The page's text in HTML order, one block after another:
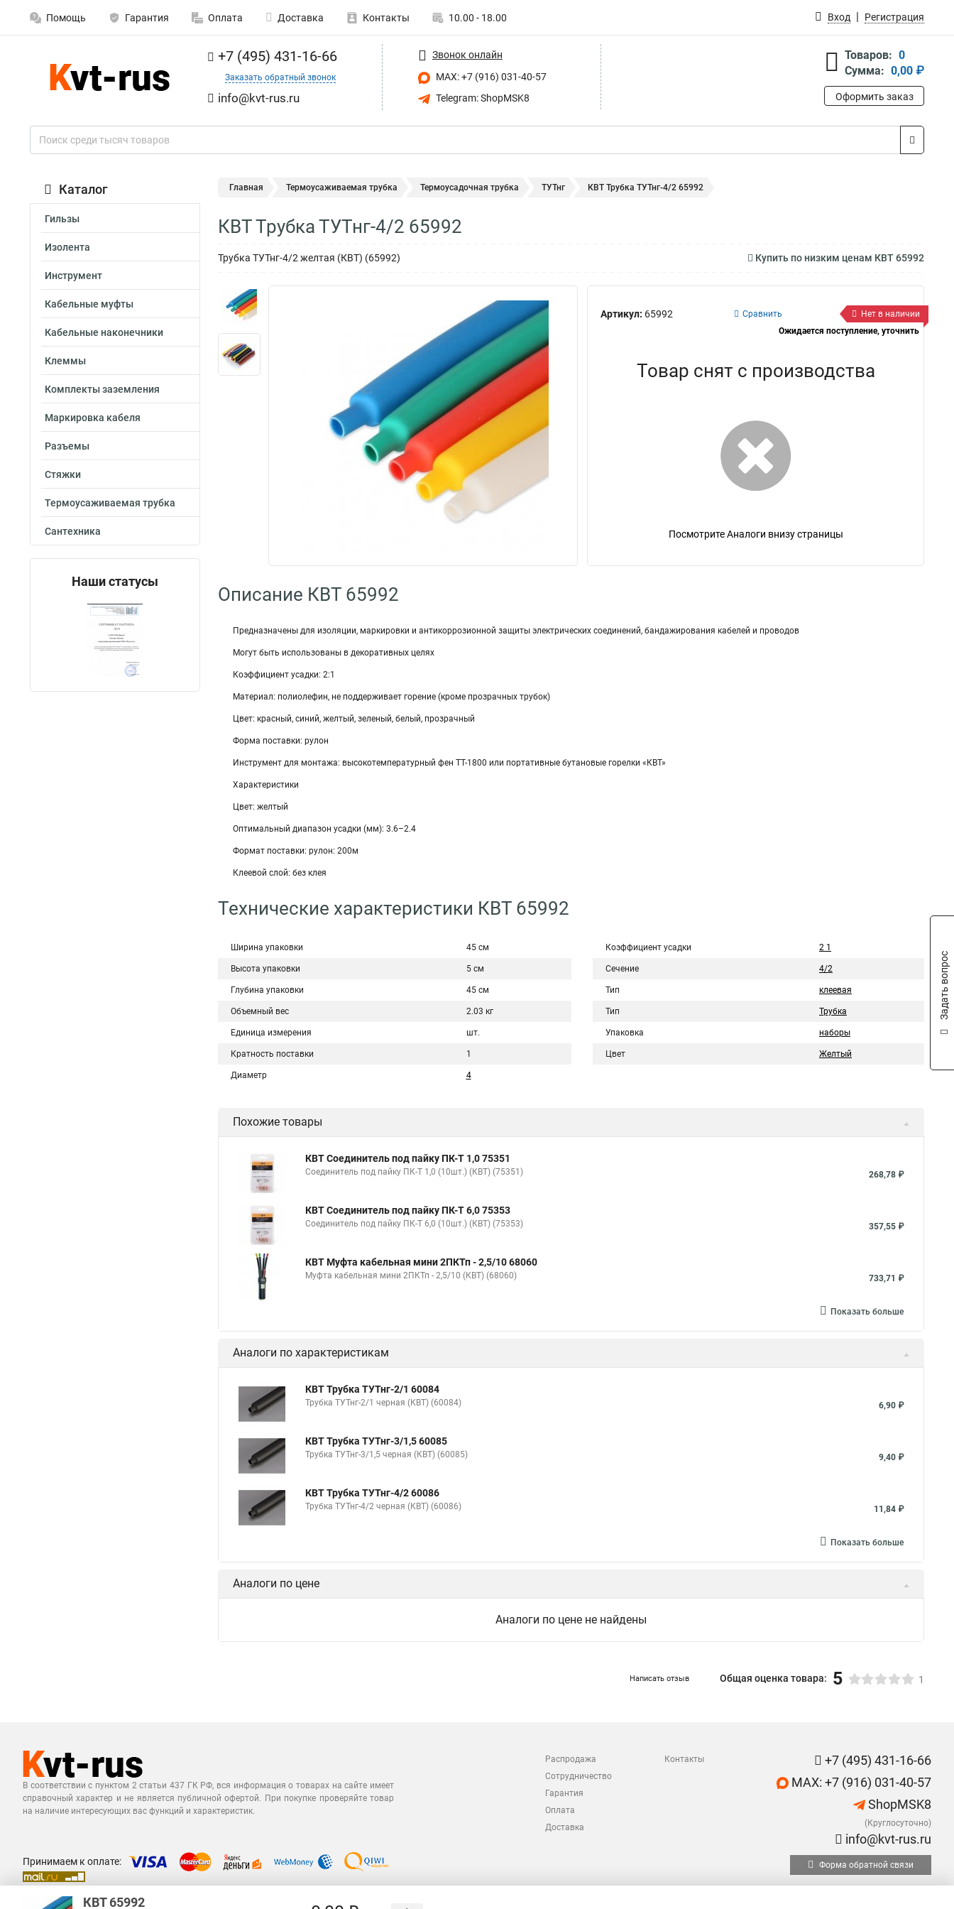
Помощь Гарантия Оплата Доставка Контакты 10.00 - 18.00 Вход Регистрация
+7 (495) 431-16-66
Заказать обратный звонок
info@kvt-rus.ru
Звонок онлайн
MAX: +7 (916) 031-40-57
Telegram: ShopMSK8
Товаров: 0
Сумма: 0,00 ₽
Оформить заказ
Каталог
Гильзы
Изолента
Инструмент
Кабельные муфты
Кабельные наконечники
Клеммы
Комплекты заземления
Маркировка кабеля
Разъемы
Стяжки
Термоусаживаемая трубка
Сантехника
Наши статусы
Главная Термоусаживаемая трубка Термоусадочная трубка ТУТнг КВТ Трубка ТУТнг-4/2 65992
КВТ Трубка ТУТнг-4/2 65992
Трубка ТУТнг-4/2 желтая (КВТ) (65992) Купить по низким ценам КВТ 65992
Артикул: 65992 Сравнить
Нет в наличии
Ожидается поступление, уточнить
Товар снят с производства
Посмотрите Аналоги внизу страницы
Описание КВТ 65992
Предназначены для изоляции, маркировки и антикоррозионной защиты электрических соединений, бандажирования кабелей и проводов
Могут быть использованы в декоративных целях
Коэффициент усадки: 2:1
Материал: полиолефин, не поддерживает горение (кроме прозрачных трубок)
Цвет: красный, синий, желтый, зеленый, белый, прозрачный
Форма поставки: рулон
Инструмент для монтажа: высокотемпературный фен ТТ-1800 или портативные бутановые горелки «КВТ»
Характеристики
Цвет: желтый
Оптимальный диапазон усадки (мм): 3.6–2.4
Формат поставки: рулон: 200м
Клеевой слой: без клея
Технические характеристики КВТ 65992
Ширина упаковки 45 см
Высота упаковки 5 см
Глубина упаковки 45 см
Объемный вес 2.03 кг
Единица измерения шт.
Кратность поставки 1
Диаметр 4
Коэффициент усадки 2 1
Сечение 4/2
Тип клеевая
Тип Трубка
Упаковка наборы
Цвет Желтый
Похожие товары
КВТ Соединитель под пайку ПК-Т 1,0 75351
Соединитель под пайку ПК-Т 1,0 (10шт.) (КВТ) (75351) 268,78 ₽
КВТ Соединитель под пайку ПК-Т 6,0 75353
Соединитель под пайку ПК-Т 6,0 (10шт.) (КВТ) (75353) 357,55 ₽
КВТ Муфта кабельная мини 2ПКТп - 2,5/10 68060
Муфта кабельная мини 2ПКТп - 2,5/10 (КВТ) (68060) 733,71 ₽
Показать больше
Аналоги по характеристикам
КВТ Трубка ТУТнг-2/1 60084
Трубка ТУТнг-2/1 черная (КВТ) (60084) 6,90 ₽
КВТ Трубка ТУТнг-3/1,5 60085
Трубка ТУТнг-3/1,5 черная (КВТ) (60085) 9,40 ₽
КВТ Трубка ТУТнг-4/2 60086
Трубка ТУТнг-4/2 черная (КВТ) (60086) 11,84 ₽
Показать больше
Аналоги по цене
Аналоги по цене не найдены
Написать отзыв Общая оценка товара: 5 1
В соответствии с пунктом 2 статьи 437 ГК РФ, вся информация о товарах на сайте имеет
справочный характер и не является публичной офертой. При покупке проверяйте товар
на наличие интересующих вас функций и характеристик.
Распродажа
Сотрудничество
Гарантия
Оплата
Доставка
Контакты
+7 (495) 431-16-66
MAX: +7 (916) 031-40-57
ShopMSK8
(Круглосуточно)
info@kvt-rus.ru
Принимаем к оплате: Форма обратной связи
КВТ 65992
Задать вопрос